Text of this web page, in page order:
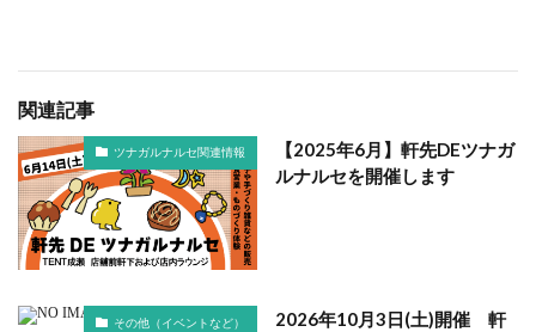
関連記事
ツナガルナルセ関連情報
【2025年6月】軒先DEツナガ
ルナルセを開催します
その他（イベントなど）
2026年10月3日(土)開催 軒